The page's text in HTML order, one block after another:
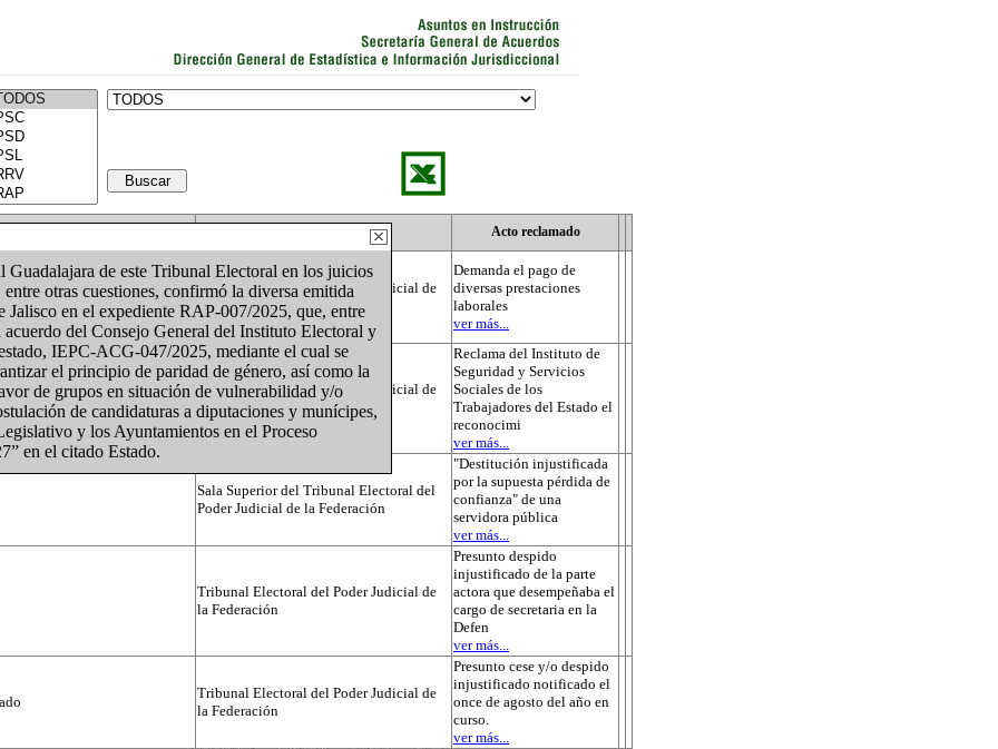
Guadalajara de este Tribunal Electoral en los juicios
otras cuestiones, confirmó la diversa emitida
en el expediente RAP-007/2025, que, entre
del Consejo General del Instituto Electoral y
IEPC-ACG-047/2025, mediante el cual se
el principio de paridad de género, así como la
de grupos en situación de vulnerabilidad y/o
de candidaturas a diputaciones y munícipes,
y los Ayuntamientos en el Proceso
en el citado Estado.
Acto reclamado
Tribunal Electoral del Poder Judicial de
la Federación
Demanda el pago de
diversas prestaciones
laborales
ver más...
Tribunal Electoral del Poder Judicial de
la Federación
Reclama del Instituto de
Seguridad y Servicios
Sociales de los
Trabajadores del Estado el
reconocimi
ver más...
Sala Superior del Tribunal Electoral del
Poder Judicial de la Federación
"Destitución injustificada
por la supuesta pérdida de
confianza" de una
servidora pública
ver más...
Tribunal Electoral del Poder Judicial de
la Federación
Presunto despido
injustificado de la parte
actora que desempeñaba el
cargo de secretaria en la
Defen
ver más...
Tribunal Electoral del Poder Judicial de
la Federación
Presunto cese y/o despido
injustificado notificado el
once de agosto del año en
curso.
ver más...